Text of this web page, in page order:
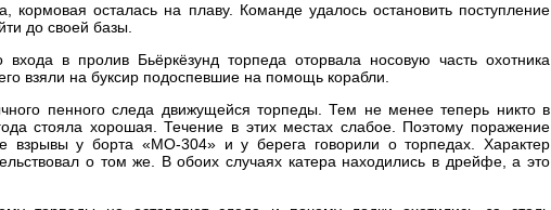
кормовая осталась на плаву. Команде удалось остановить поступление
до своей базы.
в пролив Бьёркёзунд торпеда оторвала носовую часть охотника
взяли на буксир подоспевшие на помощь корабли.
пенного следа движущейся торпеды. Тем не менее теперь никто в
стояла хорошая. Течение в этих местах слабое. Поэтому поражение
у борта «МО-304» и у берега говорили о торпедах. Характер
о том же. В обоих случаях катера находились в дрейфе, а это